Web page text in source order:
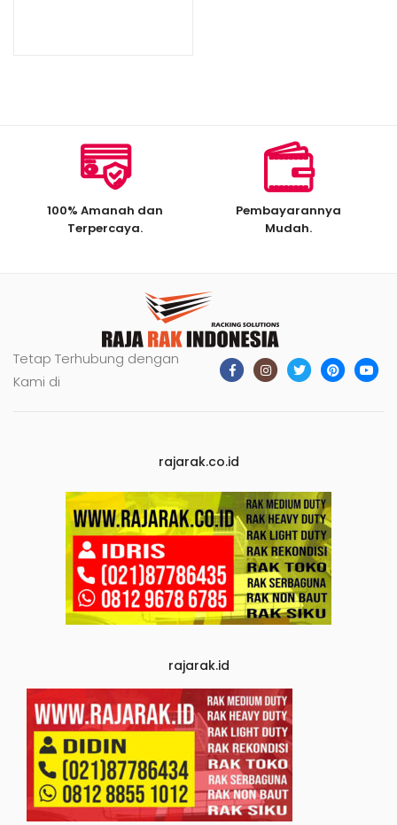
100% Amanah dan
Terpercaya.
Pembayarannya
Mudah.
Tetap Terhubung dengan
Kami di
rajarak.co.id
rajarak.id